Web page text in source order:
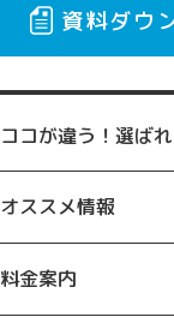
資料ダウ
ココが違う！選ば
オススメ情報
料金案内